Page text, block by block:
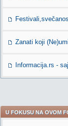
Zanati koji
Informacija.rs -
U FOKUSU NA OVOM